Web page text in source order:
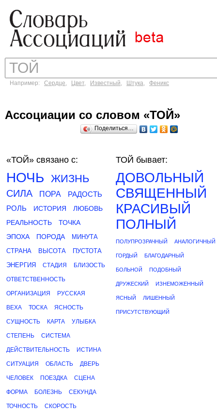
Например: Сердце, Цвет, Известный, Штука, Феникс
Ассоциации со словом «ТОЙ»
Поделиться…
«ТОЙ» связано с:
НОЧЬ ЖИЗНЬ
СИЛА ПОРА
РАДОСТЬ
РОЛЬ
ИСТОРИЯ
ЛЮБОВЬ
РЕАЛЬНОСТЬ
ТОЧКА
ЭПОХА
ПОРОДА
МИНУТА
СТРАНА
ВЫСОТА
ПУСТОТА
ЭНЕРГИЯ
СТАДИЯ БЛИЗОСТЬ
ОТВЕТСТВЕННОСТЬ
ОРГАНИЗАЦИЯ РУССКАЯ
ВЕХА ТОСКА ЯСНОСТЬ
СУЩНОСТЬ КАРТА УЛЫБКА
СТЕПЕНЬ СИСТЕМА
ДЕЙСТВИТЕЛЬНОСТЬ ИСТИНА
СИТУАЦИЯ ОБЛАСТЬ ДВЕРЬ
ЧЕЛОВЕК ПОЕЗДКА СЦЕНА
ФОРМА БОЛЕЗНЬ СЕКУНДА
ТОЧНОСТЬ СКОРОСТЬ
ТОЙ бывает:
ДОВОЛЬНЫЙ
СВЯЩЕННЫЙ
КРАСИВЫЙ
ПОЛНЫЙ
ПОЛУПРОЗРАЧНЫЙ АНАЛОГИЧНЫЙ
ГОРДЫЙ БЛАГОДАРНЫЙ
БОЛЬНОЙ ПОДОБНЫЙ
ДРУЖЕСКИЙ ИЗНЕМОЖЕННЫЙ
ЯСНЫЙ ЛИШЕННЫЙ
ПРИСУТСТВУЮЩИЙ